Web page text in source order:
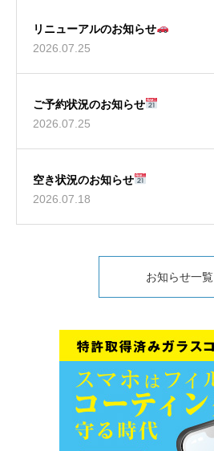
リニューアルのお知らせ
2026.07.25
ご予約状況のお知らせ
2026.07.25
空き状況のお知らせ
2026.07.18
お知らせ一覧